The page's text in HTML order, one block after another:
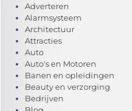
Adverteren
Alarmsysteem
Architectuur
Attracties
Auto
Auto's en Motoren
Banen en opleidingen
Beauty en verzorging
Bedrijven